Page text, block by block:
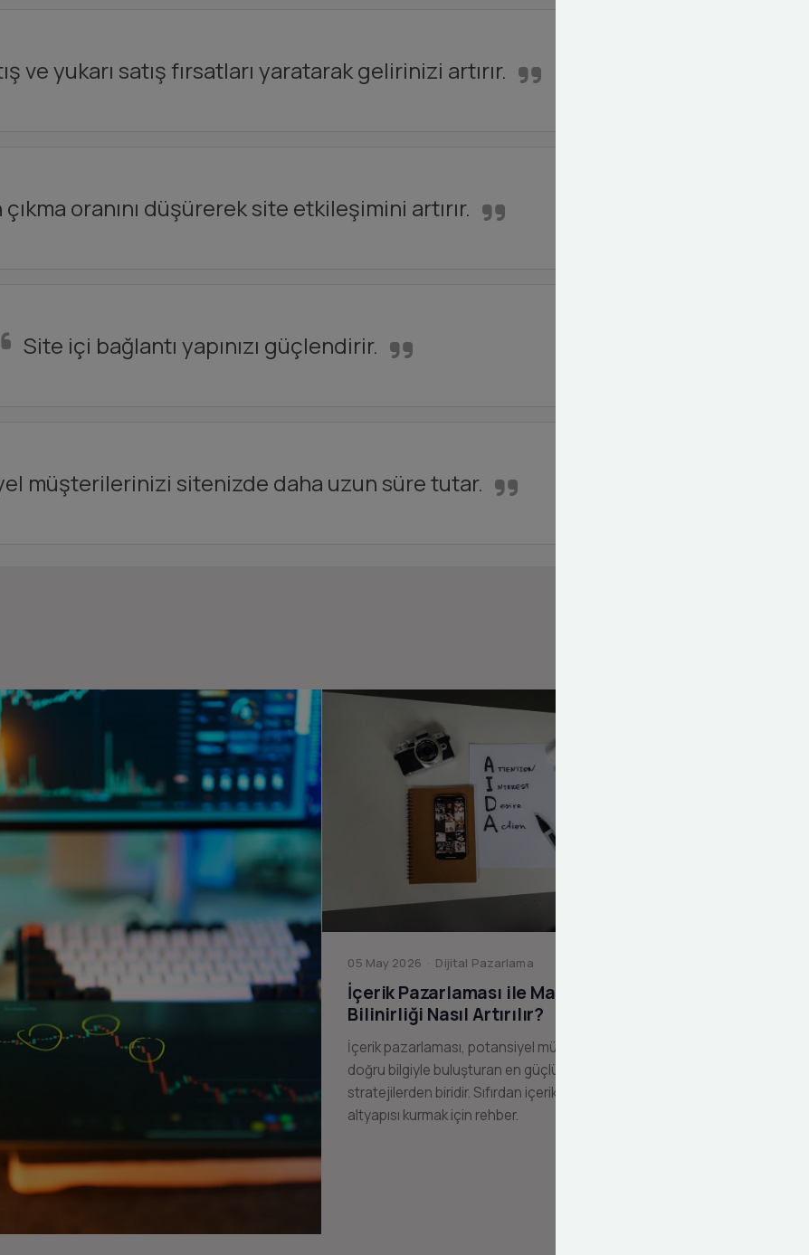
ve yukarı satış fırsatları yaratarak gelirinizi artırır.
oranını düşürerek site etkileşimini artırır.
Site içi bağlantı yapınızı güçlendirir.
müşterilerinizi sitenizde daha uzun süre tutar.
05 May 2026 · Dijital Pazarlama
İçerik Pazarlaması ile Marka
Bilinirliği Nasıl Artırılır?
İçerik pazarlaması, potansiyel müşterilerinizi
doğru bilgiyle buluşturan en güçlü dijital
stratejilerden biridir. Sıfırdan içerik pazarlama
altyapısı kurmak için rehber.